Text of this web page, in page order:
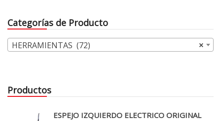
Categorías de Producto
×
HERRAMIENTAS (72)
Productos
ESPEJO IZQUIERDO ELECTRICO ORIGINAL